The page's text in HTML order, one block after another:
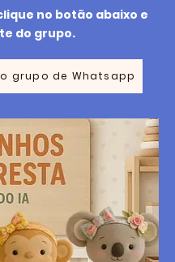
no botão abaixo e
do grupo.
grupo de Whatsapp